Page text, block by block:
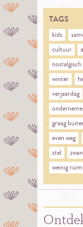
TAGS
kids
cultuur
nostalgisch
winter
verjaardag
graag
even weg
stel
weinig